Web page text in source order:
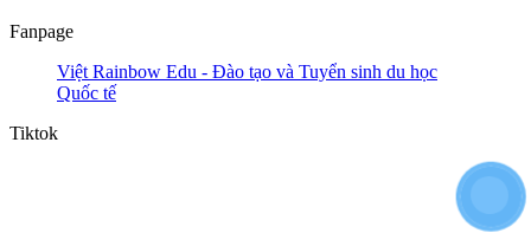
Fanpage
Việt Rainbow Edu - Đào tạo và Tuyển sinh du học
Quốc tế
Tiktok